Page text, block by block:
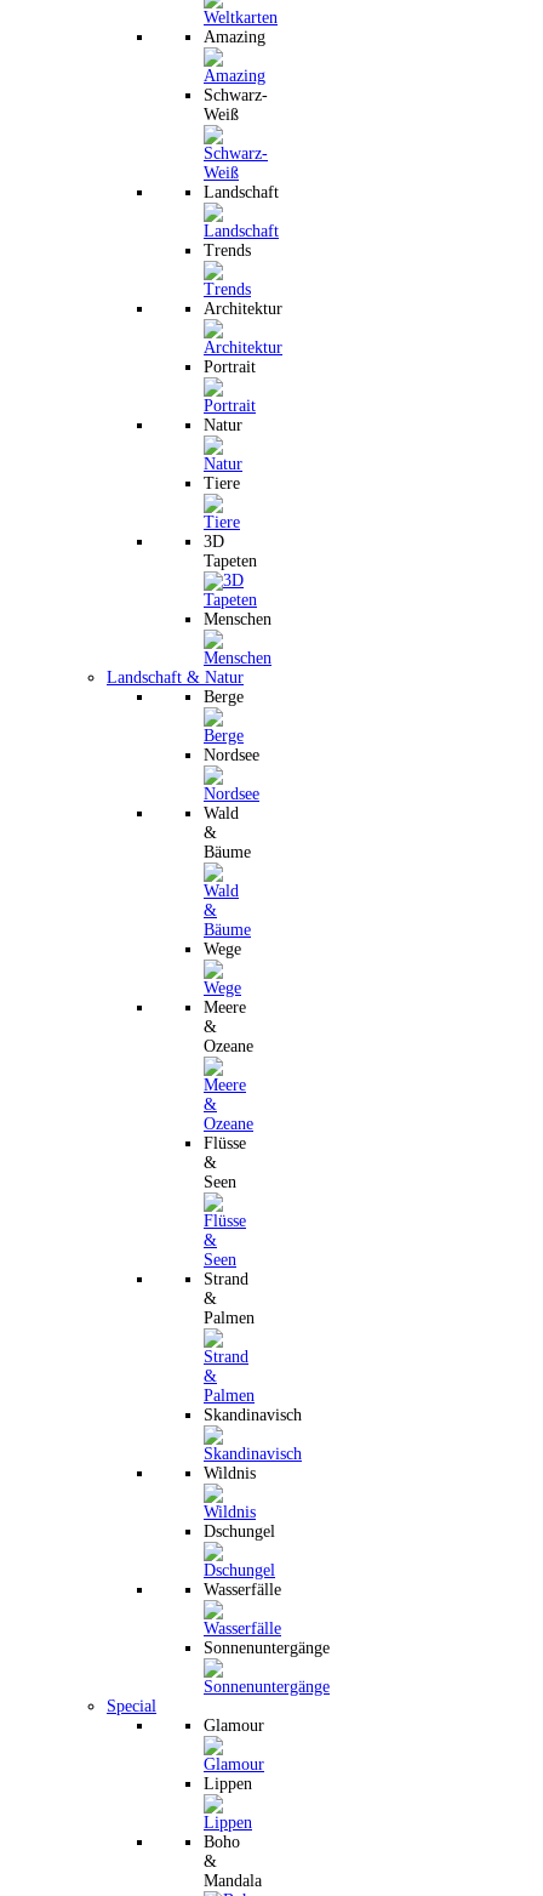
Amazing
Schwarz-
Weiß
Landschaft
Trends
Architektur
Portrait
Natur
Tiere
3D
Tapeten
Menschen
Landschaft & Natur
Berge
Nordsee
Wald
&
Bäume
Wege
Meere
&
Ozeane
Flüsse
&
Seen
Strand
&
Palmen
Skandinavisch
Wildnis
Dschungel
Wasserfälle
Sonnenuntergänge
Special
Glamour
Lippen
Boho
&
Mandala